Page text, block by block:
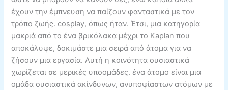
έχουν την έμπνευση να παίζουν φανταστικά με τον
τρόπο ζωής. cosplay, όπως ήταν. Έτσι, μια κατηγορία
μακριά από το ένα βρικόλακα μέχρι το Kaplan που
αποκάλυψε, δοκιμάστε μια σειρά από άτομα για να
ζήσουν μια εργασία. Αυτή η κοινότητα ουσιαστικά
χωρίζεται σε μερικές υποομάδες. ένα άτομο είναι μια
ομάδα ουσιαστικά ακίνδυνων, ανυποψίαστων ατόμων με